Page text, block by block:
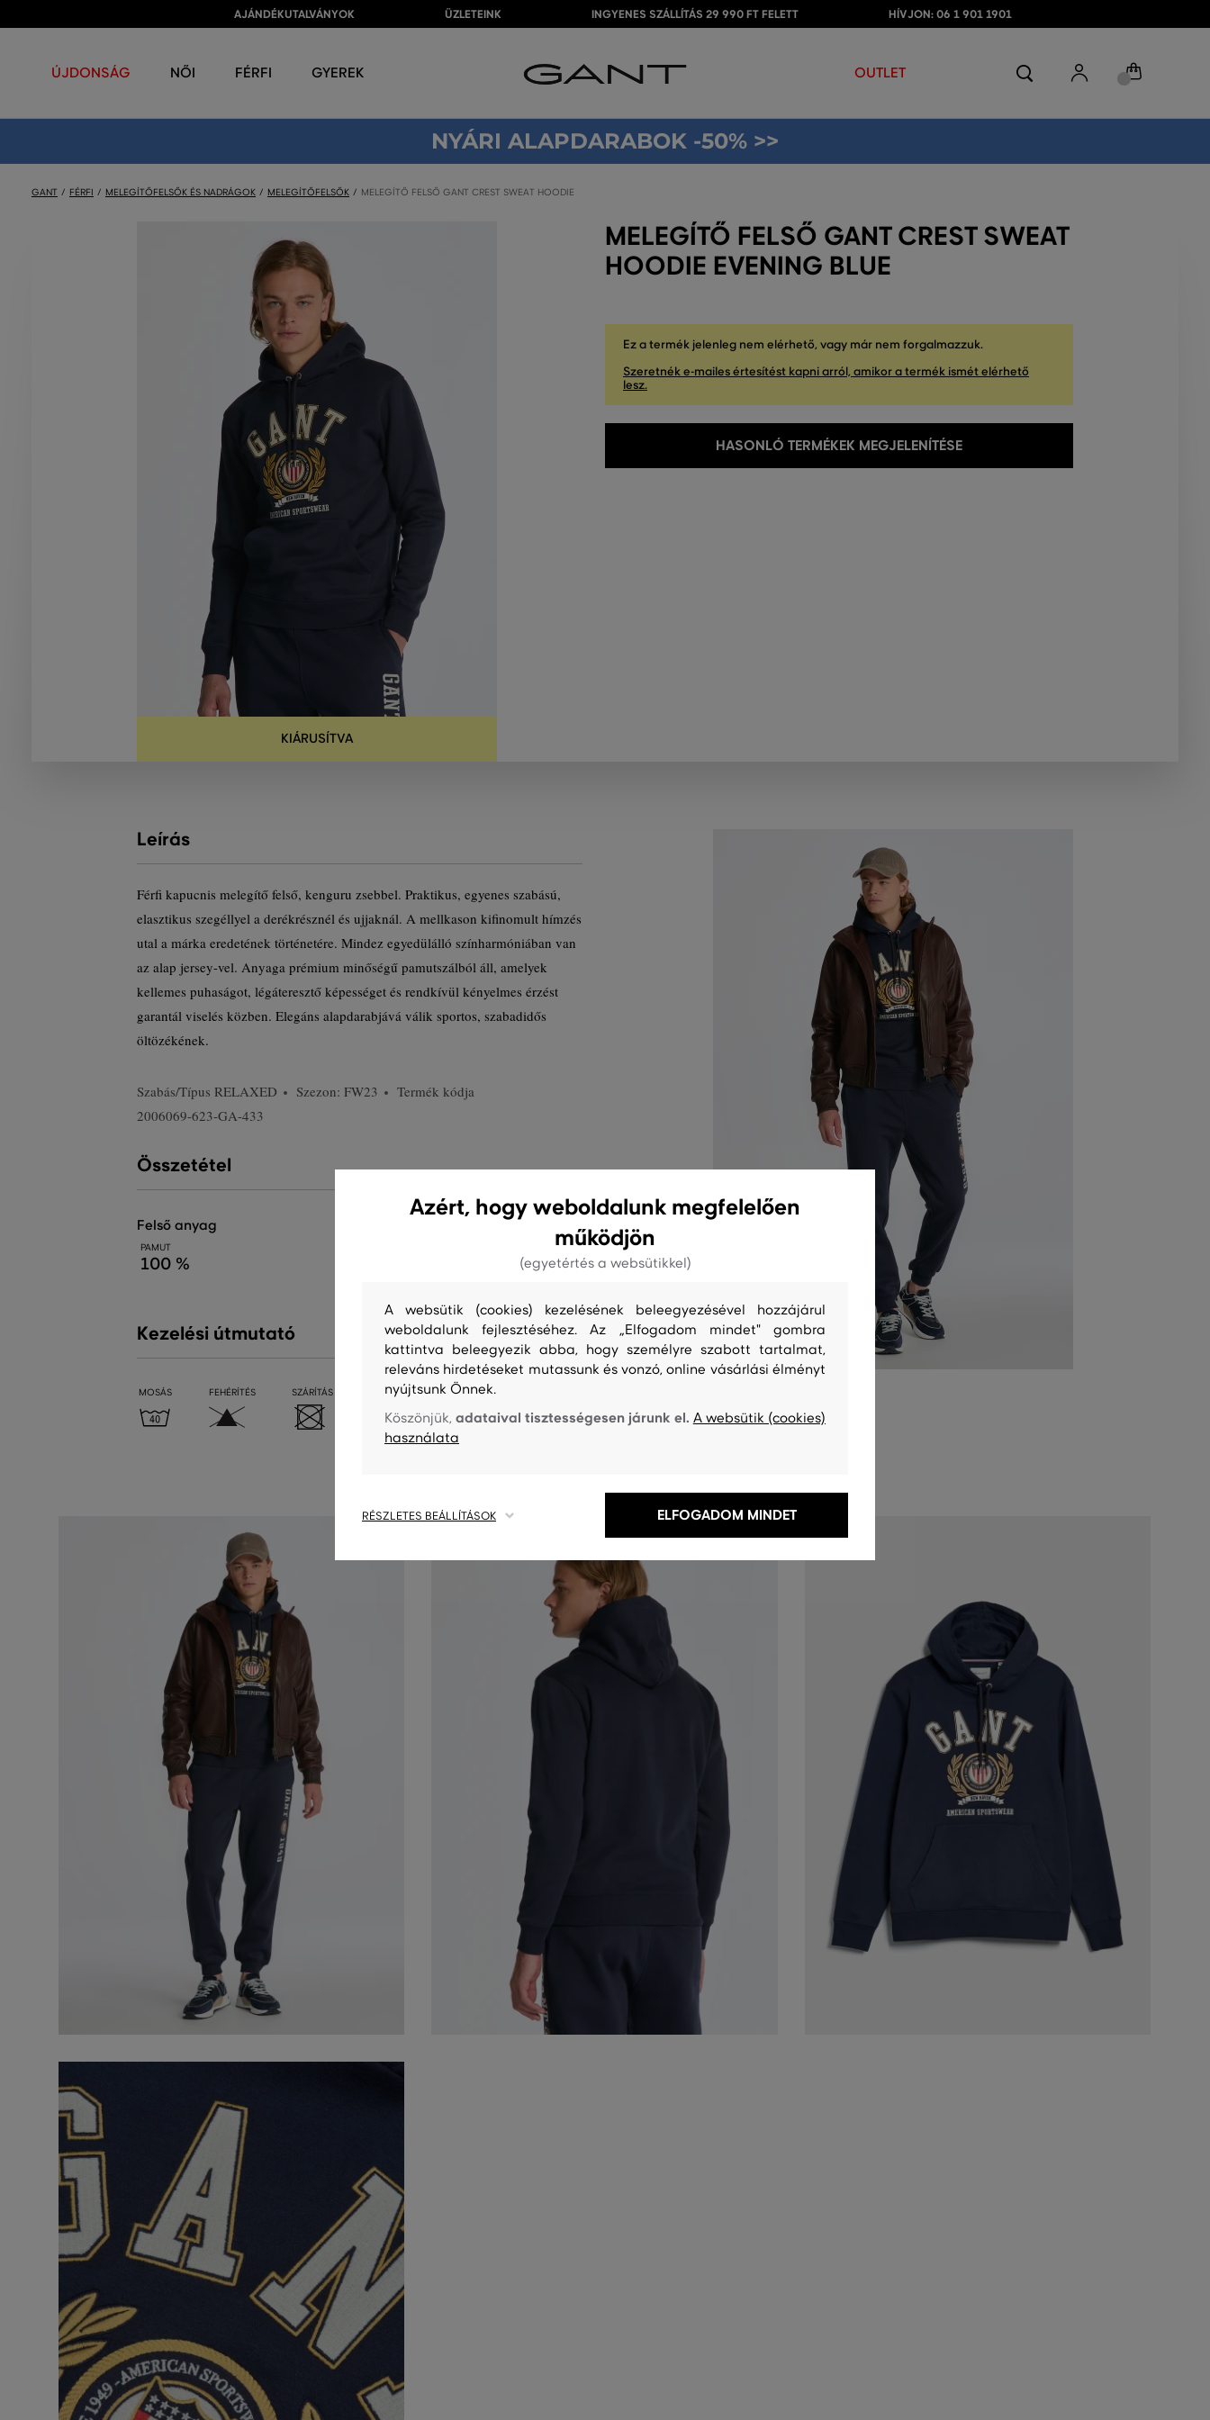
AJÁNDÉKUTALVÁNYOK ÜZLETEINK INGYENES SZÁLLÍTÁS 29 990 FT FELETT HÍVJON: 06 1 901 1901
ÚJDONSÁG NŐI FÉRFI GYEREK OUTLET
NYÁRI ALAPDARABOK -50% >>
GANT FÉRFI MELEGÍTŐFELSŐK ÉS NADRÁGOK MELEGÍTŐFELSŐK MELEGÍTŐ FELSŐ GANT CREST SWEAT HOODIE
KIÁRUSÍTVA
MELEGÍTŐ FELSŐ GANT CREST SWEAT
HOODIE EVENING BLUE
Ez a termék jelenleg nem elérhető, vagy már nem forgalmazzuk.
Szeretnék e-mailes értesítést kapni arról, amikor a termék ismét elérhető
lesz.
HASONLÓ TERMÉKEK MEGJELENÍTÉSE
Leírás
Férfi kapucnis melegítő felső, kenguru zsebbel. Praktikus, egyenes szabású,
elasztikus szegéllyel a derékrésznél és ujjaknál. A mellkason kifinomult hímzés
utal a márka eredetének történetére. Mindez egyedülálló színharmóniában van
az alap jersey-vel. Anyaga prémium minőségű pamutszálból áll, amelyek
kellemes puhaságot, légáteresztő képességet és rendkívül kényelmes érzést
garantál viselés közben. Elegáns alapdarabjává válik sportos, szabadidős
öltözékének.
Szabás/Típus RELAXED Szezon: FW23
Termék kódja
2006069-623-GA-433
Összetétel
felső anyag
PAMUT
100 %
Kezelési útmutató
MOSÁS FEHÉRÍTÉS SZÁRÍTÁS VASALÁS TISZTÍTÁS
Azért, hogy weboldalunk megfelelően
működjön
(egyetértés a websütikkel)
A websütik (cookies) kezelésének beleegyezésével hozzájárul
weboldalunk fejlesztéséhez. Az „Elfogadom mindet" gombra
kattintva beleegyezik abba, hogy személyre szabott tartalmat,
releváns hirdetéseket mutassunk és vonzó, online vásárlási élményt
nyújtsunk Önnek.
Köszönjük,adataival tisztességesen járunk el. A websütik (cookies)
használata
RÉSZLETES BEÁLLÍTÁSOK ELFOGADOM MINDET